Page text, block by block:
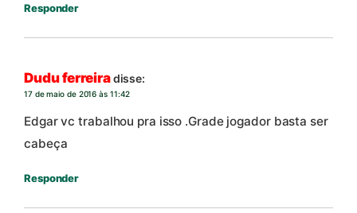
Responder
Dudu ferreiradisse:
17 de maio de 2016 às 11:42
Edgar vc trabalhou pra isso .Grade jogador basta ser
cabeça
Responder